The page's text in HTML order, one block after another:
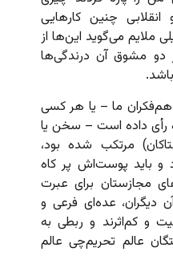
چنین کارهایی
ملایم می‌گوید این‌ها از
دو مشوق آن درندگی‌ها
هم‌فکران ما – یا هر کسی
رأی داده است – سخن یا
مرتکب شده بود،
و باید پوست‌اش پر کاه
مجازستان برای عبرت
دیگران، عده‌ای فرعی و
و کم‌اثرند و ربطی به
عالم تحریم‌چی عالم